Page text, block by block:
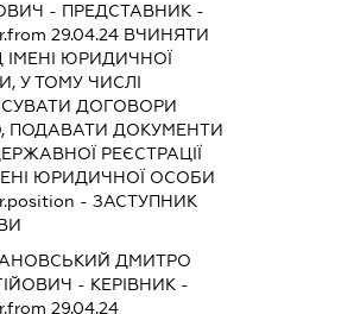
- ПРЕДСТАВНИК -
29.04.24 ВЧИНЯТИ
ІМЕНІ ЮРИДИЧНОЇ
У ТОМУ ЧИСЛІ
ДОГОВОРИ
ПОДАВАТИ ДОКУМЕНТИ
РЕЄСТРАЦІЇ
ЮРИДИЧНОЇ ОСОБИ
- ЗАСТУПНИК
ДМИТРО
- КЕРІВНИК -
29.04.24